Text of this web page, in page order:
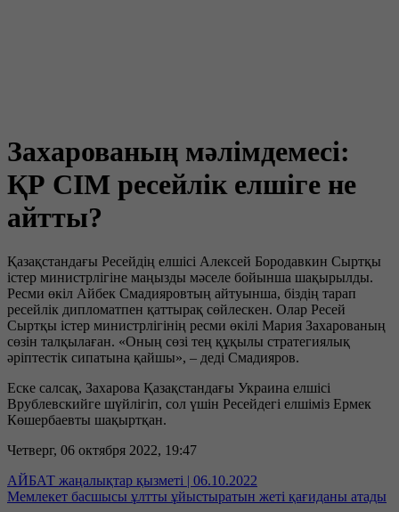
Захарованың мәлімдемесі:
ҚР СІМ ресейлік елшіге не
айтты?
Қазақстандағы Ресейдің елшісі Алексей Бородавкин Сыртқы
істер министрлігіне маңызды мәселе бойынша шақырылды.
Ресми өкіл Айбек Смадияровтың айтуынша, біздің тарап
ресейлік дипломатпен қаттырақ сөйлескен. Олар Ресей
Сыртқы істер министрлігінің ресми өкілі Мария Захарованың
сөзін талқылаған. «Оның сөзі тең құқылы стратегиялық
әріптестік сипатына қайшы», – деді Смадияров.
Еске салсақ, Захарова Қазақстандағы Украина елшісі
Врублевскийге шүйлігіп, сол үшін Ресейдегі елшіміз Ермек
Көшербаевты шақыртқан.
Четверг, 06 октября 2022, 19:47
АЙБАТ жаңалықтар қызметі | 06.10.2022
Мемлекет басшысы ұлтты ұйыстыратын жеті қағиданы атады